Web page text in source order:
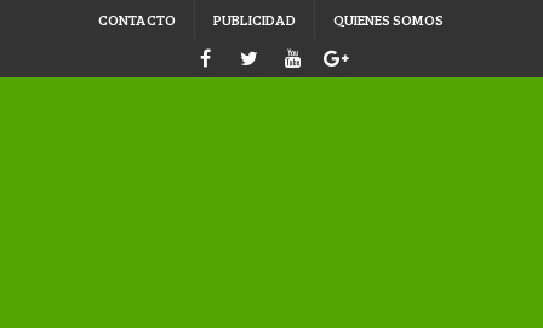
CONTACTO PUBLICIDAD QUIENES SOMOS